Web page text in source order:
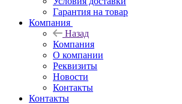
Гарантия на товар
Компания
Назад
Компания
О компании
Реквизиты
Новости
Контакты
Контакты